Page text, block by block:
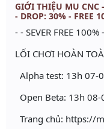
GIỚI THIỆU MU CNC
- DROP: 30% - FREE
- - SEVER FREE
LỐI CHƠI HOÀN
Alpha test: 13h 07-
Open Beta: 13h
Trang chủ: https://